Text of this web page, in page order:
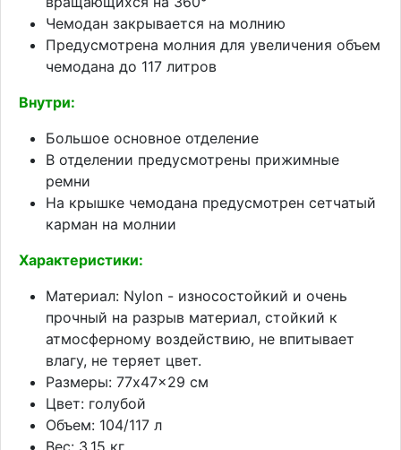
Чемодан закрывается на молнию
Предусмотрена молния для увеличения объем
чемодана до 117 литров
Внутри:
Большое основное отделение
В отделении предусмотрены прижимные
ремни
На крышке чемодана предусмотрен сетчатый
карман на молнии
Характеристики:
Материал: Nylon - износостойкий и очень
прочный на разрыв материал, стойкий к
атмосферному воздействию, не впитывает
влагу, не теряет цвет.
Размеры: 77x47x29 см
Цвет: голубой
Объем: 104/117 л
Вес: 3.15 кг